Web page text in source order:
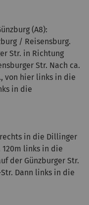
(A8):
/ Reisensburg.
Str. in Richtung
Str. Nach ca.
von hier links in die
in die
in die Dillinger
120m links in die
der Günzburger Str.
Dann links in die